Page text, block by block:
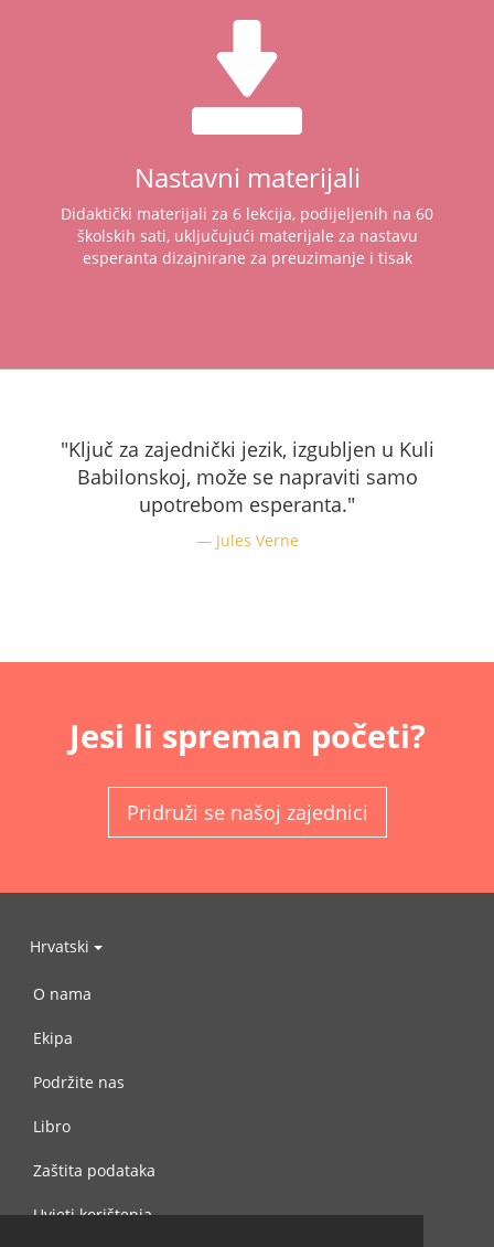
Nastavni materijali
Didaktički materijali za 6 lekcija, podijeljenih na 60
školskih sati, uključujući materijale za nastavu
esperanta dizajnirane za preuzimanje i tisak
"Ključ za zajednički jezik, izgubljen u Kuli
Babilonskoj, može se napraviti samo
upotrebom esperanta."
Jules Verne
Jesi li spreman početi?
Pridruži se našoj zajednici
Hrvatski
O nama
Ekipa
Podržite nas
Libro
Zaštita podataka
Uvjeti korištenja